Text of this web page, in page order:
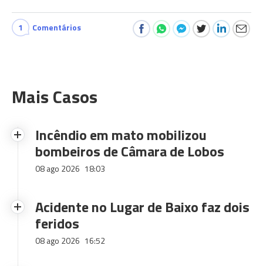
1 Comentários
Mais Casos
Incêndio em mato mobilizou
bombeiros de Câmara de Lobos
08 ago 2026 18:03
Acidente no Lugar de Baixo faz dois
feridos
08 ago 2026 16:52